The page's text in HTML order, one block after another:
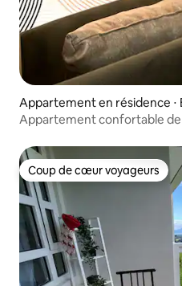
Appartement en résidence ⋅
Appartement confortable de
Coup de cœur voyageurs
Coup de cœur voyageurs